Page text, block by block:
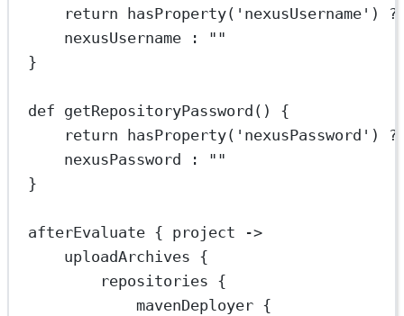
return hasProperty( 'nexusUsername' ) ?
nexusUsername
:
""
}
def getRepositoryPassword () {
return hasProperty( 'nexusPassword' ) ?
nexusPassword
:
""
}
afterEvaluate { project
->
uploadArchives {
repositories {
mavenDeployer {